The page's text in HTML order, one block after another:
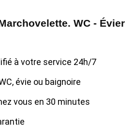
WC - Évier
à votre service 24h/7
évie ou baignoire
vous en 30 minutes